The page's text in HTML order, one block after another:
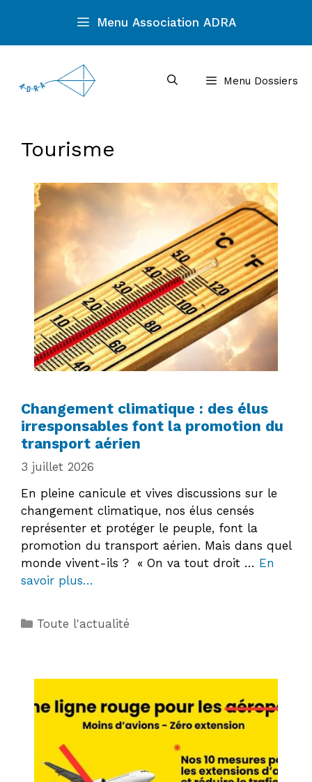
contenu
Menu Association ADRA
Menu Dossiers
Tourisme
Changement climatique : des élus
irresponsables font la promotion du
transport aérien
3 juillet 2026
En pleine canicule et vives discussions sur le
changement climatique, nos élus censés
représenter et protéger le peuple, font la
promotion du transport aérien. Mais dans quel
monde vivent-ils ? « On va tout droit … En
savoir plus…
Catégories
Toute l'actualité